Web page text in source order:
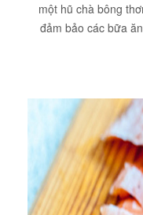
một hũ chà bông
đảm bảo các bữa